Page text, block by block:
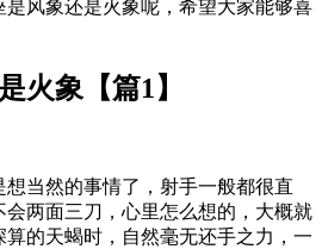
风象还是火象呢，希望大家能够喜
火象【篇1】
当然的事情了，射手一般都很直
两面三刀，心里怎么想的，大概就
的天蝎时，自然毫无还手之力，一